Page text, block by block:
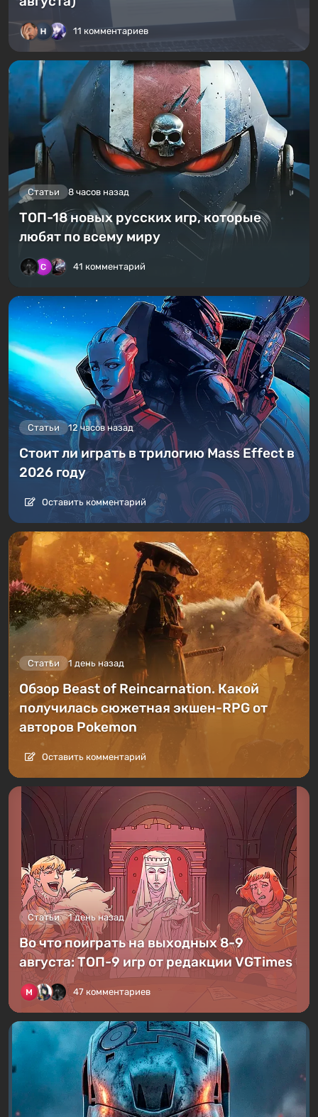
11 комментариев
Статьи 8 часов назад
ТОП-18 новых русских игр, которые
любят по всему миру
41 комментарий
Статьи 12 часов назад
Стоит ли играть в трилогию Mass Effect в
2026 году
Оставить комментарий
Статьи 1 день назад
Обзор Beast of Reincarnation. Какой
получилась сюжетная экшен-RPG от
авторов Pokemon
Оставить комментарий
Статьи 1 день назад
Во что поиграть на выходных 8-9
августа: ТОП-9 игр от редакции VGTimes
47 комментариев